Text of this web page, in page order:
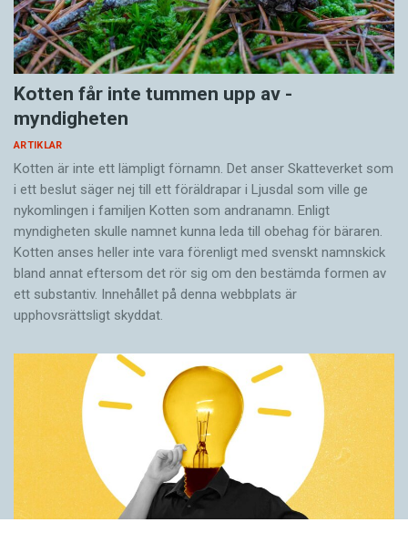
Kotten får inte tummen upp av ­
myndigheten
ARTIKLAR
Kotten är inte ett lämpligt förnamn. Det anser Skatte­verket som
i ett beslut säger nej till ett föräldra­par i Ljusdal som ville ge
nykomlingen i familjen Kotten som andranamn. Enligt
myndigheten skulle namnet kunna leda till obehag för bäraren.
Kotten anses heller inte vara förenligt med svenskt namnskick
bland annat eftersom det rör sig om den bestämda formen av
ett substantiv. Innehållet på denna webbplats är
upphovsrättsligt skyddat.